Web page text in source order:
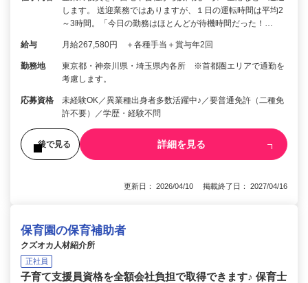
します。 送迎業務ではありますが、１日の運転時間は平均2
～3時間。「今日の勤務はほとんどが待機時間だった！…
給与 月給267,580円 ＋各種手当＋賞与年2回
勤務地
東京都・神奈川県・埼玉県内各所 ※首都圏エリアで通勤を
考慮します。
応募資格
未経験OK／異業種出身者多数活躍中♪／要普通免許（二種免
許不要）／学歴・経験不問
後で見る 詳細を見る
更新日： 2026/04/10 掲載終了日： 2027/04/16
保育園の保育補助者
クズオカ人材紹介所
正社員
子育て支援員資格を全額会社負担で取得できます♪ 保育士